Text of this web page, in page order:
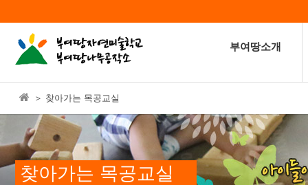
부여땅소개
＞ 찾아가는 목공교실
찾아가는 목공교실
Sketchbook5, 스케치북5
Sketchbook5, 스케치북5